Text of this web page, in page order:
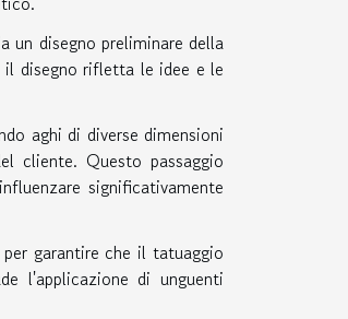
disegno preliminare della
il disegno rifletta le idee e le
aghi di diverse dimensioni
cliente. Questo passaggio
significativamente
garantire che il tatuaggio
l'applicazione di unguenti